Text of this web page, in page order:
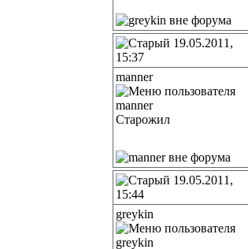
19.05.2011,
15:37
manner
Старожил
19.05.2011,
15:44
greykin